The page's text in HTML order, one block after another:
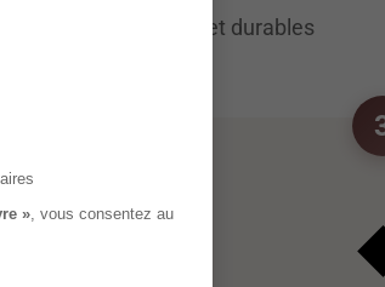
résultats naturels et durables